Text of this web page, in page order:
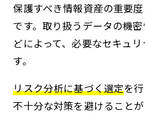
保護すべき情報資産の重要
です。取り扱うデータの機
どによって、必要なセキュ
す。
リスク分析に基づく選定を
不十分な対策を避けること